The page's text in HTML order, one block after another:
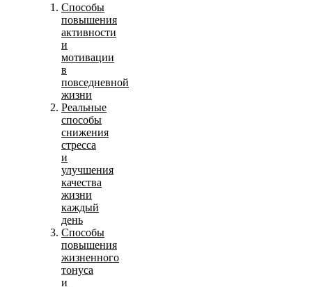
Способы
повышения
активности
и
мотивации
в
повседневной
жизни
Реальные
способы
снижения
стресса
и
улучшения
качества
жизни
каждый
день
Способы
повышения
жизненного
тонуса
и